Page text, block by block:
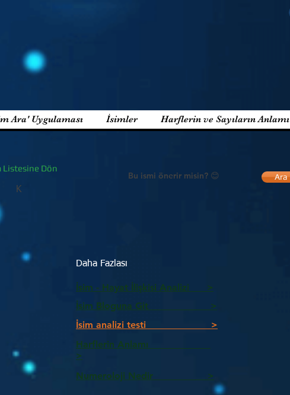
Ara' Uygulaması İsimler Harflerin ve Sayıların Anlamı
Listesine Dön
K
Bu ismi önerir misin? 😊
Daha Fazlası
İsim - Hayat İlişkisi Analizi >
İsim Bloguna Git >
İsim analizi testi >
Harflerin Anlamı
>
Numeroloji Nedir_________ >
Ara